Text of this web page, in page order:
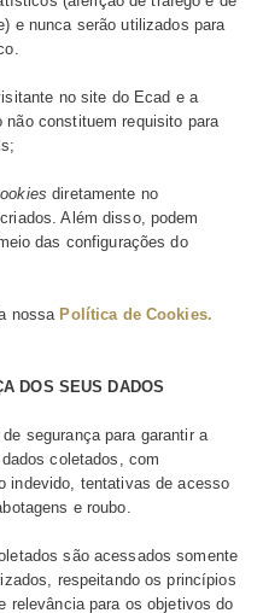
e as expectativas
digno, cortês e equitativo,
a privacidade e a
não permitimos que
com as sete
o Ecad, a saber:
administrativas ou